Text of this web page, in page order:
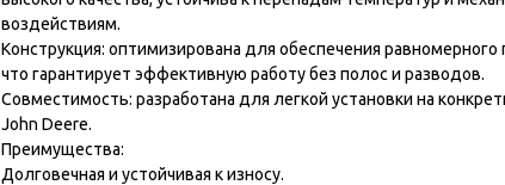
воздействиям.
Конструкция: оптимизирована для обеспечения равномерного
что гарантирует эффективную работу без полос и разводов.
Совместимость: разработана для легкой установки на
John Deere.
Преимущества:
Долговечная и устойчивая к износу.